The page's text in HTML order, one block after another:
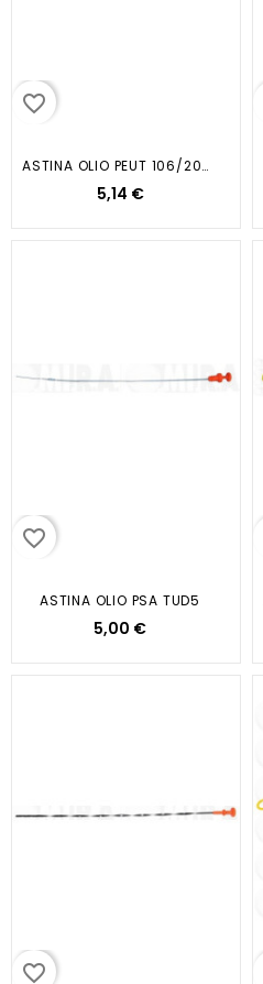
favorite_border
ASTINA OLIO PEUT 106/206/306 BZ...
5,14 €
favorite_border
ASTINA OLIO PSA TUD5
5,00 €
favorite_border